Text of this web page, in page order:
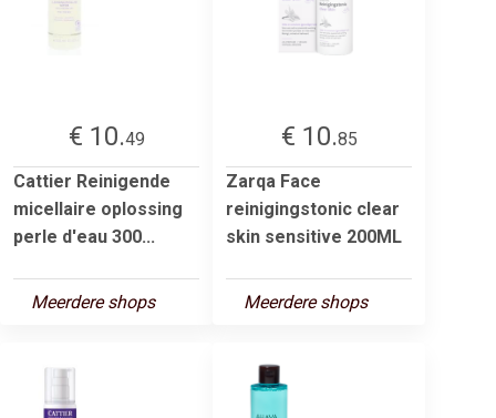
€ 10.49
Cattier Reinigende
micellaire oplossing
perle d'eau 300...
Meerdere shops
€ 10.85
Zarqa Face
reinigingstonic clear
skin sensitive 200ML
Meerdere shops